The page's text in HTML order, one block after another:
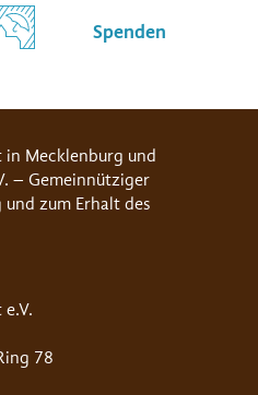
Spenden
Mecklenburg und
– Gemeinnütziger
zum Erhalt des
78